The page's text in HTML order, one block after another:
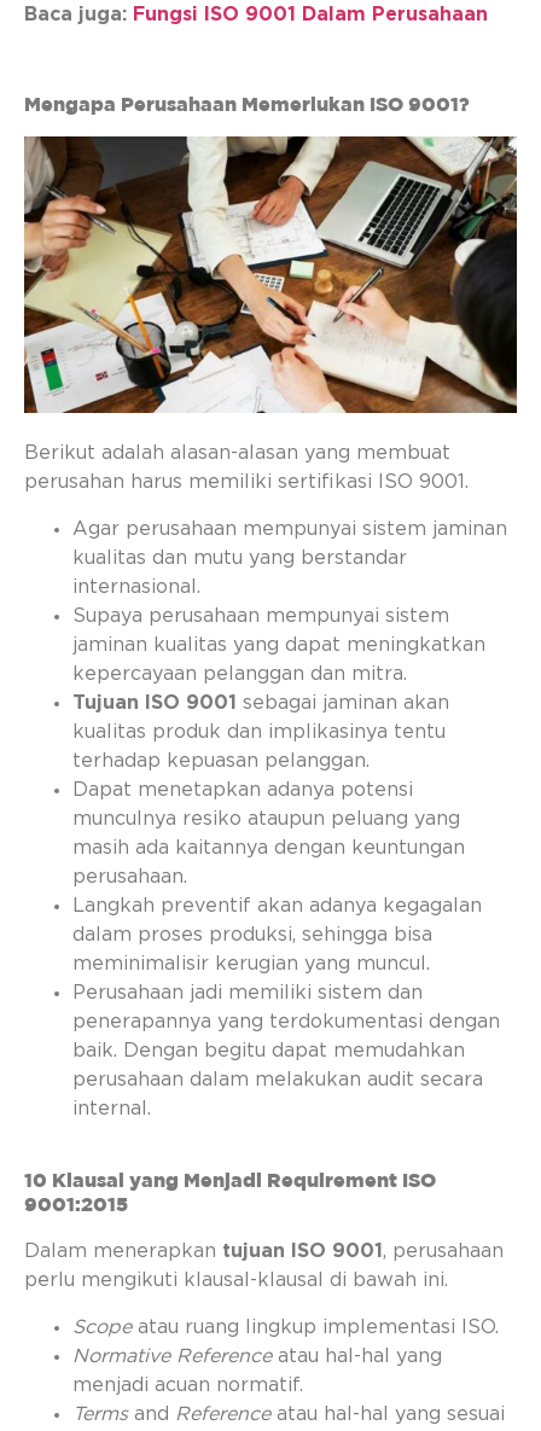
Baca juga: Fungsi ISO 9001 Dalam Perusahaan
Mengapa Perusahaan Memerlukan ISO 9001?
Berikut adalah alasan-alasan yang membuat
perusahan harus memiliki sertifikasi ISO 9001.
Agar perusahaan mempunyai sistem jaminan
kualitas dan mutu yang berstandar
internasional.
Supaya perusahaan mempunyai sistem
jaminan kualitas yang dapat meningkatkan
kepercayaan pelanggan dan mitra.
Tujuan ISO 9001 sebagai jaminan akan
kualitas produk dan implikasinya tentu
terhadap kepuasan pelanggan.
Dapat menetapkan adanya potensi
munculnya resiko ataupun peluang yang
masih ada kaitannya dengan keuntungan
perusahaan.
Langkah preventif akan adanya kegagalan
dalam proses produksi, sehingga bisa
meminimalisir kerugian yang muncul.
Perusahaan jadi memiliki sistem dan
penerapannya yang terdokumentasi dengan
baik. Dengan begitu dapat memudahkan
perusahaan dalam melakukan audit secara
internal.
10 Klausal yang Menjadi Requirement ISO
9001:2015
Dalam menerapkan tujuan ISO 9001 , perusahaan
perlu mengikuti klausal-klausal di bawah ini.
Scope atau ruang lingkup implementasi ISO.
Normative Referenceatau hal-hal yang
menjadi acuan normatif.
Terms and Reference atau hal-hal yang sesuai